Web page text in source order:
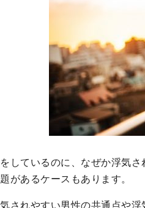
しているのに、なぜか浮気
があるケースもあります。
されやすい男性の共通点や